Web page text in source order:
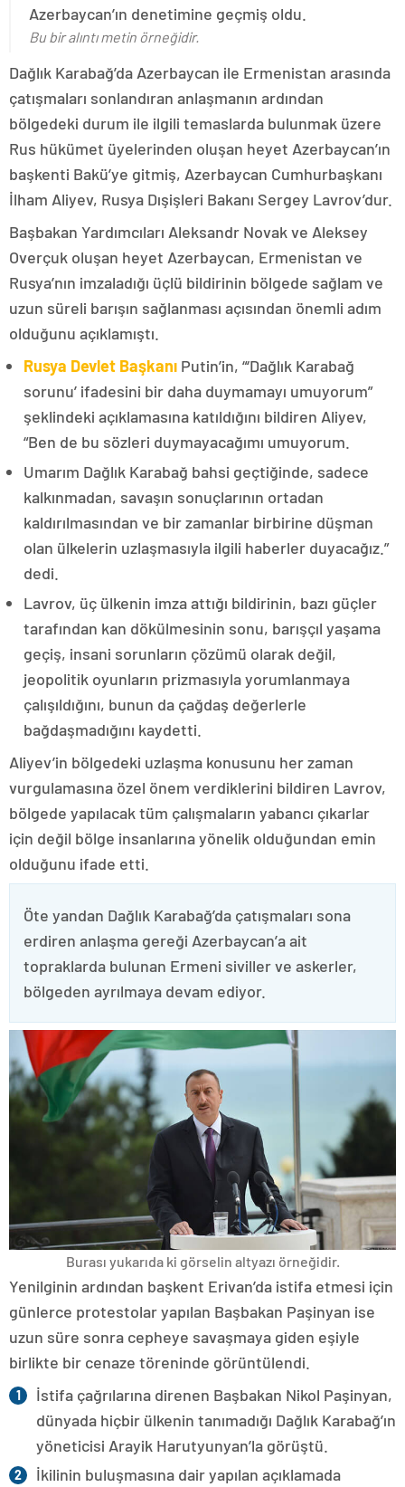
Azerbaycan’ın denetimine geçmiş oldu.
Bu bir alıntı metin örneğidir.
Dağlık Karabağ’da Azerbaycan ile Ermenistan arasında
çatışmaları sonlandıran anlaşmanın ardından
bölgedeki durum ile ilgili temaslarda bulunmak üzere
Rus hükümet üyelerinden oluşan heyet Azerbaycan’ın
başkenti Bakü’ye gitmiş, Azerbaycan Cumhurbaşkanı
İlham Aliyev, Rusya Dışişleri Bakanı Sergey Lavrov’dur.
Başbakan Yardımcıları Aleksandr Novak ve Aleksey
Overçuk oluşan heyet Azerbaycan, Ermenistan ve
Rusya’nın imzaladığı üçlü bildirinin bölgede sağlam ve
uzun süreli barışın sağlanması açısından önemli adım
olduğunu açıklamıştı.
Rusya Devlet Başkanı Putin’in, “‘Dağlık Karabağ
sorunu’ ifadesini bir daha duymamayı umuyorum”
şeklindeki açıklamasına katıldığını bildiren Aliyev,
“Ben de bu sözleri duymayacağımı umuyorum.
Umarım Dağlık Karabağ bahsi geçtiğinde, sadece
kalkınmadan, savaşın sonuçlarının ortadan
kaldırılmasından ve bir zamanlar birbirine düşman
olan ülkelerin uzlaşmasıyla ilgili haberler duyacağız.”
dedi.
Lavrov, üç ülkenin imza attığı bildirinin, bazı güçler
tarafından kan dökülmesinin sonu, barışçıl yaşama
geçiş, insani sorunların çözümü olarak değil,
jeopolitik oyunların prizmasıyla yorumlanmaya
çalışıldığını, bunun da çağdaş değerlerle
bağdaşmadığını kaydetti.
Aliyev’in bölgedeki uzlaşma konusunu her zaman
vurgulamasına özel önem verdiklerini bildiren Lavrov,
bölgede yapılacak tüm çalışmaların yabancı çıkarlar
için değil bölge insanlarına yönelik olduğundan emin
olduğunu ifade etti.
Öte yandan Dağlık Karabağ’da çatışmaları sona
erdiren anlaşma gereği Azerbaycan’a ait
topraklarda bulunan Ermeni siviller ve askerler,
bölgeden ayrılmaya devam ediyor.
Burası yukarıda ki görselin altyazı örneğidir.
Yenilginin ardından başkent Erivan’da istifa etmesi için
günlerce protestolar yapılan Başbakan Paşinyan ise
uzun süre sonra cepheye savaşmaya giden eşiyle
birlikte bir cenaze töreninde görüntülendi.
İstifa çağrılarına direnen Başbakan Nikol Paşinyan,
dünyada hiçbir ülkenin tanımadığı Dağlık Karabağ’ın
yöneticisi Arayik Harutyunyan’la görüştü.
İkilinin buluşmasına dair yapılan açıklamada